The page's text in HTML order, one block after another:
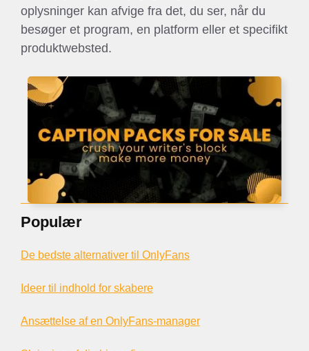
oplysninger kan afvige fra det, du ser, når du
besøger et program, en platform eller et specifikt
produktwebsted.
Populær
De bedste alternativer til OnlyFans
Ideer til indhold for skabere
Ansættelse af en OnlyFans-manager